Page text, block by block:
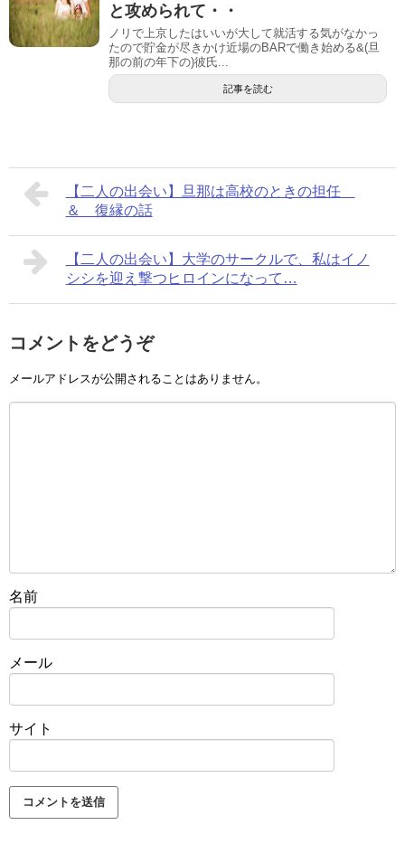
と攻められて・・
ノリで上京したはいいが大して就活する気がなかっ
たので貯金が尽きかけ近場のBARで働き始める&(旦
那の前の年下の)彼氏...
記事を読む
【二人の出会い】旦那は高校のときの担任
＆ 復縁の話
【二人の出会い】大学のサークルで、私はイノ
シシを迎え撃つヒロインになって…
コメントをどうぞ
メールアドレスが公開されることはありません。
名前
メール
サイト